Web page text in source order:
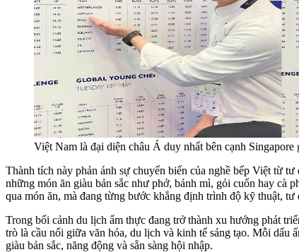
Việt Nam là đại diện châu Á duy nhất bên cạnh Singapore
Thành tích này phản ánh sự chuyển biến của nghề bếp Việt từ
những món ăn giàu bản sắc như phở, bánh mì, gỏi cuốn hay cà
qua món ăn, mà đang từng bước khẳng định trình độ kỹ thuật,
Trong bối cảnh du lịch ẩm thực đang trở thành xu hướng phát
trò là cầu nối giữa văn hóa, du lịch và kinh tế sáng tạo. Mỗi dấu
giàu bản sắc, năng động và sẵn sàng hội nhập.